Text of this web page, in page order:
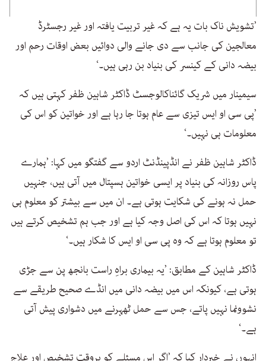
’تشویش ناک بات یہ ہے کہ غیر تربیت یافتہ اور غیر رجسٹرڈ
معالجین کی جانب سے دی جانے والی دوائیں بعض اوقات رحم اور
بیضہ دانی کے کینسر کی بنیاد بن رہی ہیں۔‘
سیمینار میں شریک گائناکالوجسٹ ڈاکٹر شاہین ظفر کہتی ہیں کہ
’پی سی او ایس تیزی سے عام ہوتا جا رہا ہے اور خواتین کو اس کی
معلومات ہی نہیں۔‘
ڈاکٹر شاہین ظفر نے انڈپینڈنٹ اردو سے گفتگو میں کہا: ’ہمارے
پاس روزانہ کی بنیاد پر ایسی خواتین ہسپتال میں آتی ہیں، جنہیں
حمل نہ ہونے کی شکایت ہوتی ہے۔ ان میں سے بیشتر کو معلوم ہی
نہیں ہوتا کہ اس کی اصل وجہ کیا ہے اور جب ہم تشخیص کرتے ہیں
تو معلوم ہوتا ہے کہ وہ پی سی او ایس کا شکار ہیں۔‘
ڈاکٹر شاہین کے مطابق: ’یہ بیماری براہِ راست بانجھ پن سے جڑی
ہوتی ہے، کیونکہ اس میں بیضہ دانی میں انڈے صحیح طریقے سے
نشوونما نہیں پاتے، جس سے حمل ٹھہرنے میں دشواری پیش آتی
ہے۔‘
انہوں نے خبردار کیا کہ ’اگر اس مسئلے کو بروقت تشخیص اور علاج